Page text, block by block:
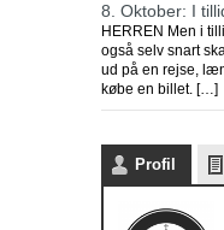
8. Oktober: I
HERREN Men i
også selv snart
ud på en rejse,
købe en billet. […]
Profil